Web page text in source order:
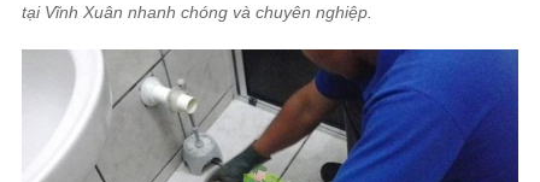
tại Vĩnh Xuân nhanh chóng và chuyên nghiệp.